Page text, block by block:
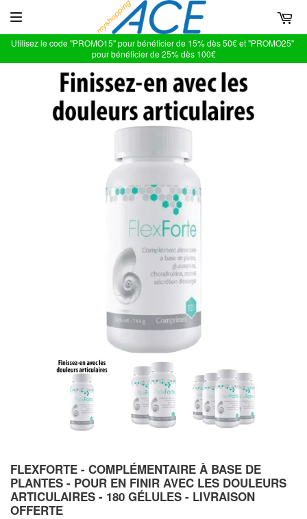
Utilisez le code "PROMO15" pour bénéficier de 15% dès 50€ et "PROMO25"
pour bénéficier de 25% dès 100€
FLEXFORTE - COMPLÉMENTAIRE À BASE DE
PLANTES - POUR EN FINIR AVEC LES DOULEURS
ARTICULAIRES - 180 GÉLULES - LIVRAISON
OFFERTE